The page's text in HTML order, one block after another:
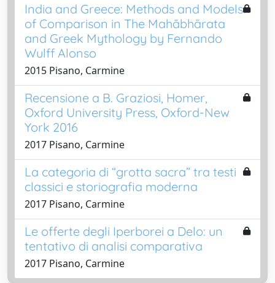
India and Greece: Methods and Models
of Comparison in The Mahābhārata
and Greek Mythology by Fernando
Wulff Alonso
2015 Pisano, Carmine
Recensione a B. Graziosi, Homer,
Oxford University Press, Oxford-New
York 2016
2017 Pisano, Carmine
La categoria di “grotta sacra” tra testi
classici e storiografia moderna
2017 Pisano, Carmine
Le offerte degli Iperborei a Delo: un
tentativo di analisi comparativa
2017 Pisano, Carmine